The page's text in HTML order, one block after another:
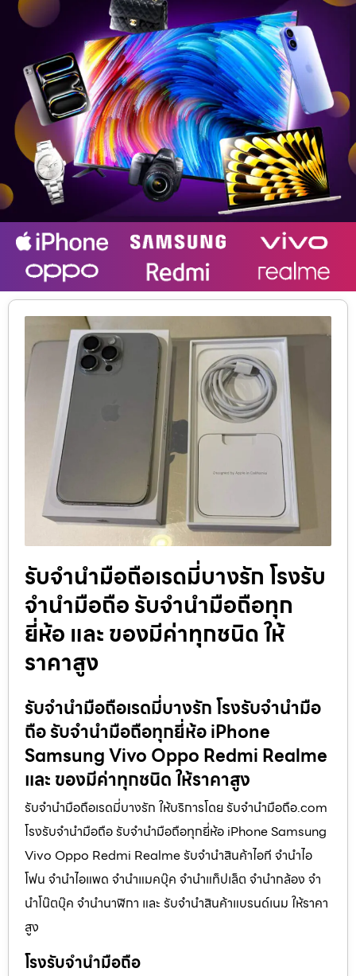
รับจำนำมือถือเรดมี่บางรัก โรงรับ
จำนำมือถือ รับจำนำมือถือทุก
ยี่ห้อ และ ของมีค่าทุกชนิด ให้
ราคาสูง
รับจำนำมือถือเรดมี่บางรัก โรงรับจำนำมือ
ถือ รับจำนำมือถือทุกยี่ห้อ iPhone
Samsung Vivo Oppo Redmi Realme
และ ของมีค่าทุกชนิด ให้ราคาสูง
รับจำนำมือถือเรดมี่บางรัก ให้บริการโดย รับจํานํามือถือ.com
โรงรับจำนำมือถือ รับจำนำมือถือทุกยี่ห้อ iPhone Samsung
Vivo Oppo Redmi Realme รับจำนำสินค้าไอที จำนำไอ
โฟน จำนำไอแพด จำนำแมคบุ๊ค จำนำแท็ปเล็ต จำนำกล้อง จำ
นำโน๊ตบุ๊ค จำนำนาฬิกา และ รับจำนำสินค้าแบรนด์เนม ให้ราคา
สูง
โรงรับจำนำมือถือ